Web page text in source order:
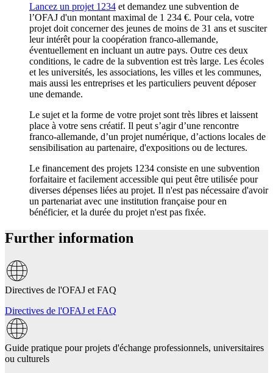
Lancez un projet 1234 et demandez une subvention de
l’OFAJ d'un montant maximal de 1 234 €. Pour cela, votre
projet doit concerner des jeunes de moins de 31 ans et susciter
leur intérêt pour la coopération franco-allemande,
éventuellement en incluant un autre pays. Outre ces deux
conditions, le cadre de la subvention est très large. Les écoles
et les universités, les associations, les villes et les communes,
mais aussi les entreprises et les particuliers peuvent déposer
une demande.
Le sujet et la forme de votre projet sont très libres et laissent
place à votre sens créatif. Il peut s’agir d’une rencontre
franco-allemande, d’un projet numérique, d’actions locales de
sensibilisation au partenaire, d'expositions ou de lectures.
Le financement des projets 1234 consiste en une subvention
forfaitaire et facilement accessible qui peut être utilisée pour
diverses dépenses liées au projet. Il n'est pas nécessaire d'avoir
un partenariat avec une institution française pour en
bénéficier, et la durée du projet n'est pas fixée.
Further information
Directives de l'OFAJ et FAQ
Directives de l'OFAJ et FAQ
Guide pratique pour projets d'échange professionnels, universitaires
ou culturels